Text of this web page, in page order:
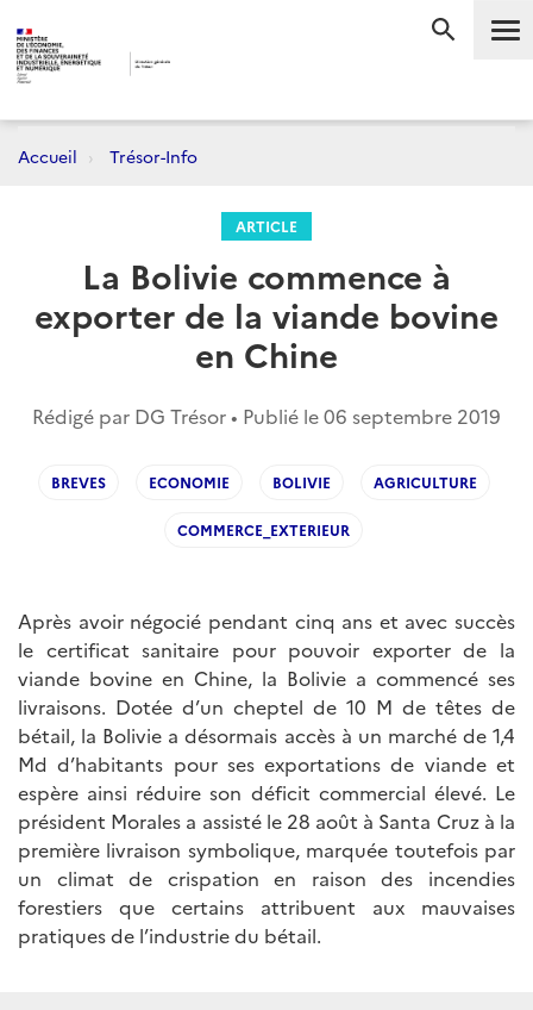
Accueil Trésor-Info
ARTICLE
La Bolivie commence à
exporter de la viande bovine
en Chine
Rédigé par DG Trésor • Publié le06 septembre 2019
BREVES ECONOMIE BOLIVIE AGRICULTURE
COMMERCE_EXTERIEUR
Après avoir négocié pendant cinq ans et avec succès
le certificat sanitaire pour pouvoir exporter de la
viande bovine en Chine, la Bolivie a commencé ses
livraisons. Dotée d’un cheptel de 10 M de têtes de
bétail, la Bolivie a désormais accès à un marché de 1,4
Md d’habitants pour ses exportations de viande et
espère ainsi réduire son déficit commercial élevé. Le
président Morales a assisté le 28 août à Santa Cruz à la
première livraison symbolique, marquée toutefois par
un climat de crispation en raison des incendies
forestiers que certains attribuent aux mauvaises
pratiques de l’industrie du bétail.